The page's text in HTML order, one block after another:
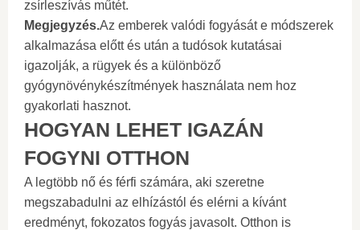
zsírleszívás műtét.
Megjegyzés.Az emberek valódi fogyását e módszerek
alkalmazása előtt és után a tudósok kutatásai
igazolják, a rügyek és a különböző
gyógynövénykészítmények használata nem hoz
gyakorlati hasznot.
HOGYAN LEHET IGAZÁN
FOGYNI OTTHON
A legtöbb nő és férfi számára, aki szeretne
megszabadulni az elhízástól és elérni a kívánt
eredményt, fokozatos fogyás javasolt. Otthon is